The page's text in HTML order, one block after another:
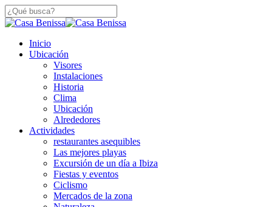
Saltar
a
principal
Cerca
Búsqueda
búsqueda
Menú
Inicio
Ubicación
Visores
Instalaciones
Historia
Clima
Ubicación
Alrededores
Actividades
restaurantes asequibles
Las mejores playas
Excursión de un día a Ibiza
Fiestas y eventos
Ciclismo
Mercados de la zona